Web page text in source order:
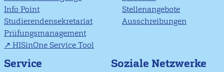
Info Point
Studierendensekretariat
Prüfungsmanagement
HISinOne Service Tool
Stellenangebote
Ausschreibungen
Service Soziale Netzwerke